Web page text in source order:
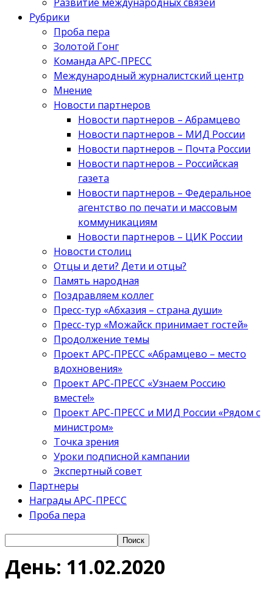
Рубрики
Проба пера
Золотой Гонг
Команда АРС-ПРЕСС
Международный журналистский центр
Мнение
Новости партнеров
Новости партнеров – Абрамцево
Новости партнеров – МИД России
Новости партнеров – Почта России
Новости партнеров – Российская
газета
Новости партнеров – Федеральное
агентство по печати и массовым
коммуникациям
Новости партнеров – ЦИК России
Новости столиц
Отцы и дети? Дети и отцы?
Память народная
Поздравляем коллег
Пресс-тур «Абхазия – страна души»
Пресс-тур «Можайск принимает гостей»
Продолжение темы
Проект АРС-ПРЕСС «Абрамцево – место
вдохновения»
Проект АРС-ПРЕСС «Узнаем Россию
вместе!»
Проект АРС-ПРЕСС и МИД России «Рядом с
министром»
Точка зрения
Уроки подписной кампании
Экспертный совет
Партнеры
Награды АРС-ПРЕСС
Проба пера
День: 11.02.2020